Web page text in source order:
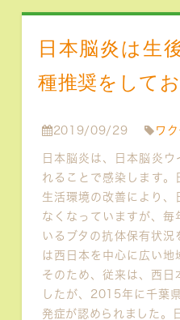
日本脳炎は生
種推奨をして
2019/09/29 ワ
日本脳炎は、日本脳炎ウ
れることで感染します。
生活環境の改善により、
なくなっていますが、毎
いるブタの抗体保有状況
は西日本を中心に広い地
そのため、従来は、西日
したが、2015年に千葉
発症が認められました。